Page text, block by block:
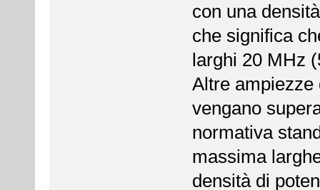
con una
che significa
larghi 20 MHz
Altre ampiezze
vengano
normativa
massima
densità di